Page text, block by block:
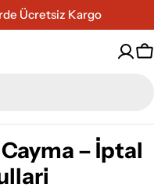
Ücretsiz Kargo
– İptal